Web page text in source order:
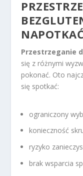
Przestrzeganie
się z różnymi
pokonać. Oto
się spotkać:
ograniczony
konieczność
ryzyko
brak wsparcia